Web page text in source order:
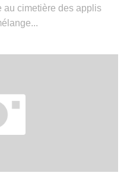
au cimetière des applis